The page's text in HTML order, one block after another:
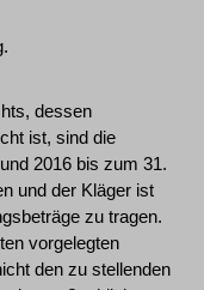
dessen
ist, sind die
2016 bis zum 31.
und der Kläger ist
zu tragen.
vorgelegten
den zu stellenden